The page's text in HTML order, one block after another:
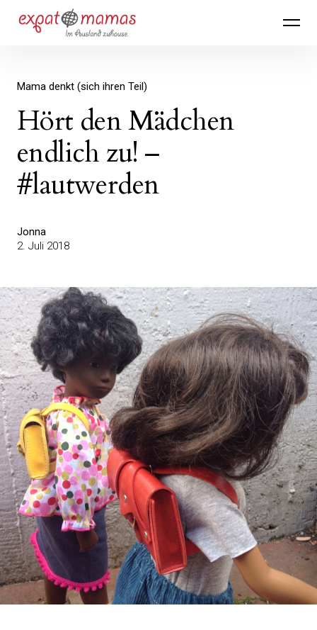
überspringen
Expatmamas – im Ausland zuhause
Mama denkt (sich ihren Teil)
Hört den Mädchen
endlich zu! –
#lautwerden
Jonna
2. Juli 2018